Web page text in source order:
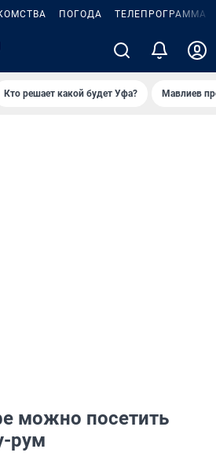
ПОГОДА ТЕЛЕПРОГРАММА
Кто решает какой будет Уфа? Мавлиев
можно посетить
рум